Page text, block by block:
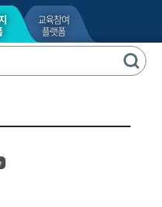
교육참여
플랫폼